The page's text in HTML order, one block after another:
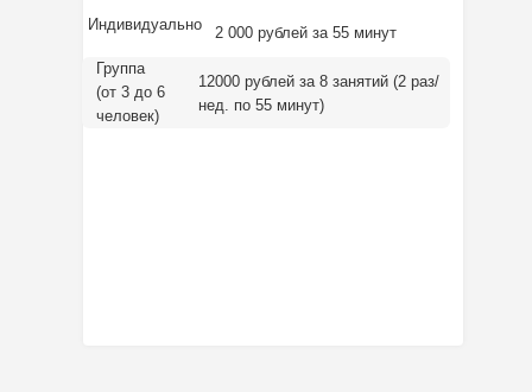
Индивидуально
2 000 рублей за 55 минут
Группа
(от 3 до 6
человек)
12000 рублей за 8 занятий (2 раз/
нед. по 55 минут)